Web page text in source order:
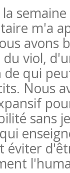
m'a
avons
viol,
qui
Nous
sans